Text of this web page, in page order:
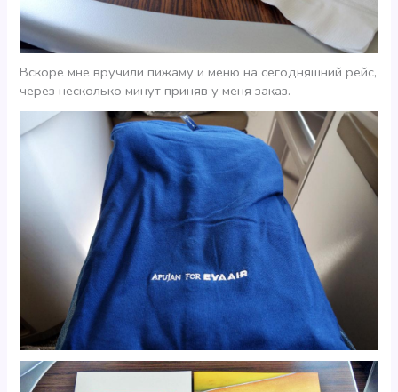
Вскоре мне вручили пижаму и меню на сегодняшний рейс,
через несколько минут приняв у меня заказ.